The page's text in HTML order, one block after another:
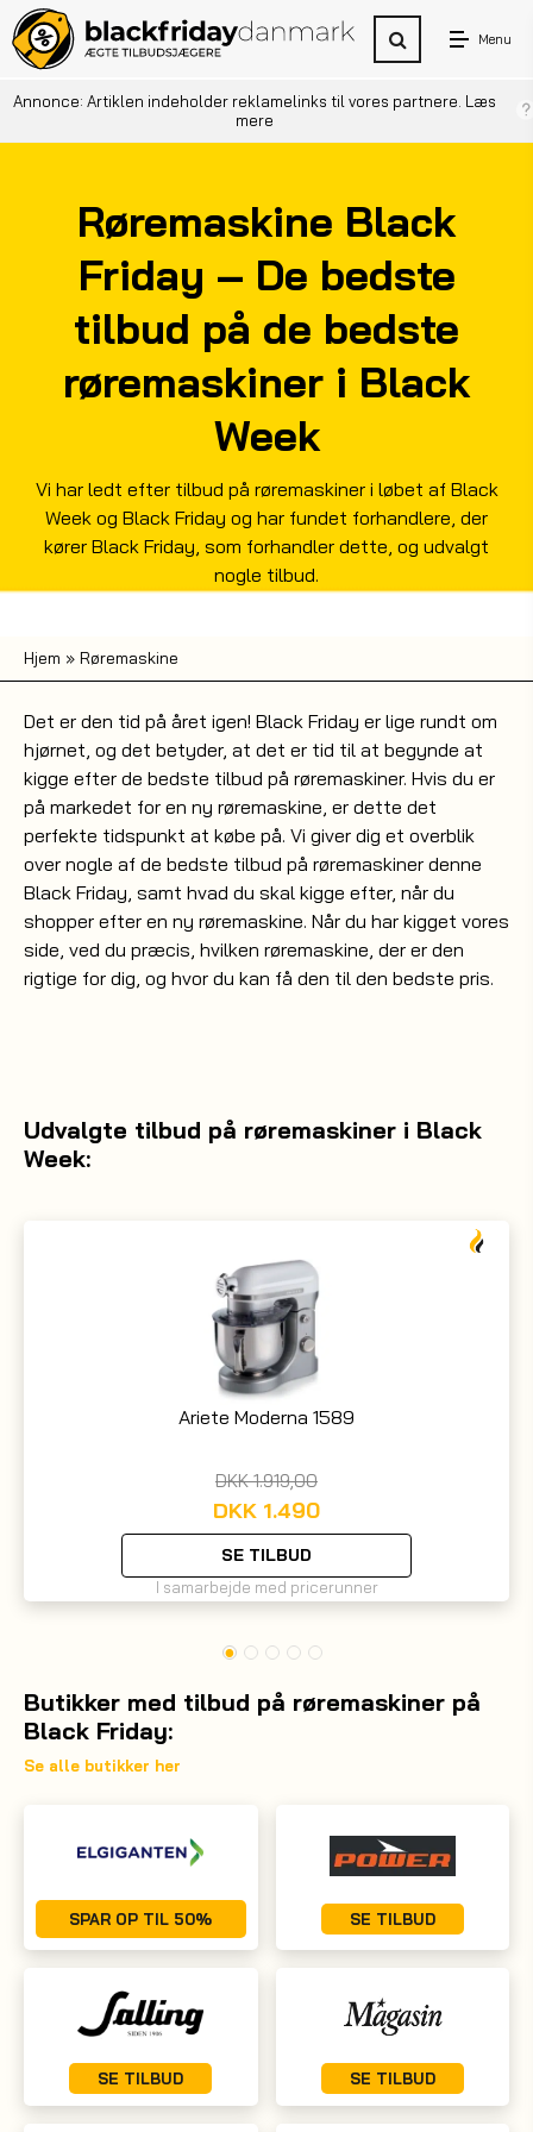
Menu
Annonce: Artiklen indeholder reklamelinks til vores partnere. Læs
mere
Røremaskine Black
Friday – De bedste
tilbud på de bedste
røremaskiner i Black
Week
Vi har ledt efter tilbud på røremaskiner i løbet af Black
Week og Black Friday og har fundet forhandlere, der
kører Black Friday, som forhandler dette, og udvalgt
nogle tilbud.
Hjem » Røremaskine
Det er den tid på året igen! Black Friday er lige rundt om
hjørnet, og det betyder, at det er tid til at begynde at
kigge efter de bedste tilbud på røremaskiner. Hvis du er
på markedet for en ny røremaskine, er dette det
perfekte tidspunkt at købe på. Vi giver dig et overblik
over nogle af de bedste tilbud på røremaskiner denne
Black Friday, samt hvad du skal kigge efter, når du
shopper efter en ny røremaskine. Når du har kigget vores
side, ved du præcis, hvilken røremaskine, der er den
rigtige for dig, og hvor du kan få den til den bedste pris.
Udvalgte tilbud på røremaskiner i Black
Week:
Ariete Moderna 1589
I samarbejde med pricerunner
DKK1.919,00
DKK 1.490
SE TILBUD
Butikker med tilbud på røremaskiner på
Black Friday:
Se alle butikker her
SPAR OP TIL 50% SE TILBUD
SE TILBUD SE TILBUD